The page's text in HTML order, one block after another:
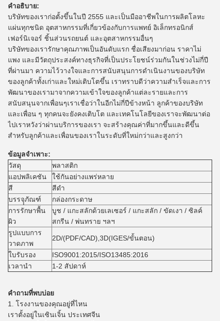
คำอธิบาย:
บริษัทของเราก่อตั้งขึ้นในปี 2555 และเป็นมืออาชีพในการผลิตโลหะ
แผ่นทุกชนิด อุตสาหกรรมที่เกี่ยวข้องกับการแพทย์ อิเล็กทรอนิกส์
เฟอร์นิเจอร์ ชิ้นส่วนรถยนต์ และอุตสาหกรรมอื่นๆ
บริษัทของเรารักษาคุณภาพเป็นอันดับแรก ชื่อเสียงมาก่อน ราคาไม่
แพง และมีวัตถุประสงค์ทางธุรกิจที่เป็นประโยชน์ร่วมกันในช่วงไม่กี่ปี
ที่ผ่านมา ความไว้วางใจและการสนับสนุนการดำเนินงานของบริษัท
ของลูกค้าทั้งเก่าและใหม่เติบโตขึ้น เราทราบดีว่าความสำเร็จและการ
พัฒนาของเรามาจากความเข้าใจของลูกค้าแต่ละรายและการ
สนับสนุนจากเพื่อนๆเราเชื่อว่าในอีกไม่กี่ปีข้างหน้า ลูกค้าของบริษัท
และเพื่อน ๆ ทุกคนจะยังคงเติบโต และเทคโนโลยีของเราจะพัฒนาต่อ
ไปเราหวังว่าผ่านบริการของเรา จะสร้างคุณค่าที่มากขึ้นและดีขึ้น
สำหรับลูกค้าและเพื่อนของเราในระดับที่ใหม่กว่าและสูงกว่า
ข้อมูลจำเพาะ:
วัสดุ
พลาสติก
แอปพลิเคชัน
ใช้กันอย่างแพร่หลาย
สี
สีดำ
บรรจุุภัณฑ์
กล่องกระดาษ
การรักษาพื้น
ผิว
บูช / แกะสลักด้วยเลเซอร์ / แกะสลัก / ขัดเงา / ซิลค์
สกรีน / พ่นทราย ฯลฯ
รูปแบบการ
วาดภาพ
2D/(PDF/CAD),3D(IGES/ขั้นตอน)
ใบรับรอง
ISO9001:2015/ISO13485:2016
เวลานำ
1-2 สัปดาห์
คำถามที่พบบ่อย
1. โรงงานของคุณอยู่ที่ไหน
เราตั้งอยู่ในเซินเจิ้น ประเทศจีน